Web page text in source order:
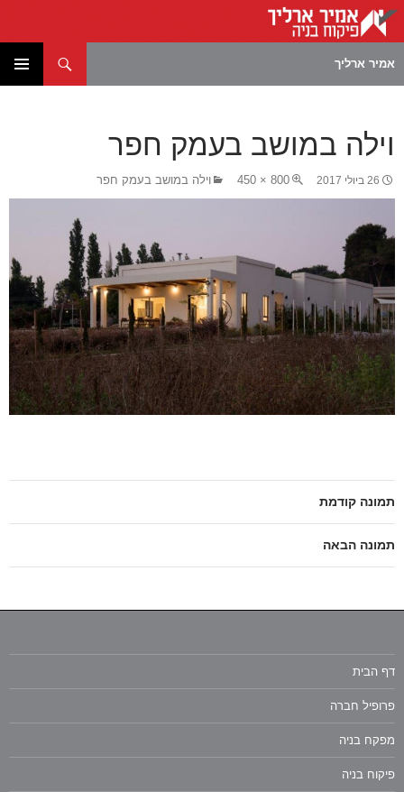
אמיר ארליך
וילה במושב בעמק חפר
26 ביולי 2017 800 × 450 וילה במושב בעמק חפר
תמונה קודמת
תמונה הבאה
דף הבית
פרופיל חברה
מפקח בניה
פיקוח בניה